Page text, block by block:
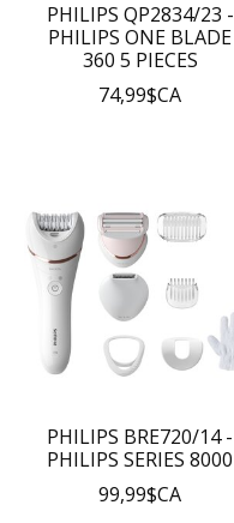
PHILIPS QP2834/23 -
PHILIPS ONE BLADE
360 5 PIECES
74,99$CA
PHILIPS BRE720/14 -
PHILIPS SERIES 8000
99,99$CA